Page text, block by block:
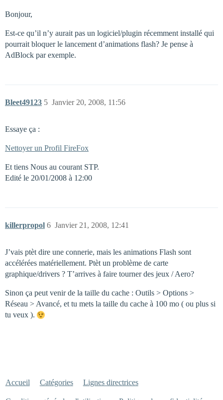
Bonjour,
Est-ce qu’il n’y aurait pas un logiciel/plugin récemment installé qui
pourrait bloquer le lancement d’animations flash? Je pense à
AdBlock par exemple.
Bleet49123 Janvier 20, 2008, 11:56
5
Essaye ça :
Nettoyer un Profil FireFox
Et tiens Nous au courant STP.
Edité le 20/01/2008 à 12:00
killerpropol Janvier 21, 2008, 12:41
6
J’vais ptèt dire une connerie, mais les animations Flash sont
accélérées matériellement. Ptèt un problème de carte
graphique/drivers ? T’arrives à faire tourner des jeux / Aero?
Sinon ça peut venir de la taille du cache : Outils > Options >
Réseau > Avancé, et tu mets la taille du cache à 100 mo ( ou plus si
tu veux ).
Accueil Catégories Lignes directrices